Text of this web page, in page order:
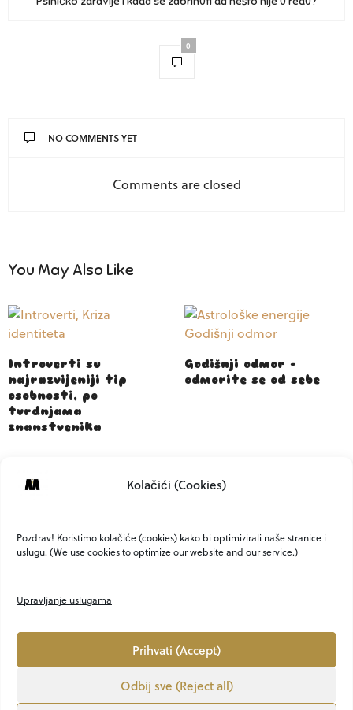
Kolačići (Cookies)
Pozdrav! Koristimo kolačiće (cookies) kako bi optimizirali naše stranice i
uslugu. (We use cookies to optimize our website and our service.)
Upravljanje uslugama
Prihvati (Accept)
Odbij sve (Reject all)
0
NO COMMENTS YET
Comments are closed
You May Also Like
Introverti su
najrazvijeniji tip
osobnosti, po
tvrdnjama
znanstvenika
Godišnji odmor –
odmorite se od sebe
MARKETING PRIVATNOST